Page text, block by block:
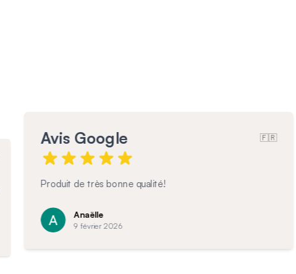
Avis Google 🇫🇷
Garde corps magnifique et très bien posé
C
7 février 2026